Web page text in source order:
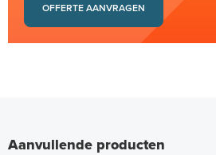
OFFERTE AANVRAGEN
Aanvullende producten